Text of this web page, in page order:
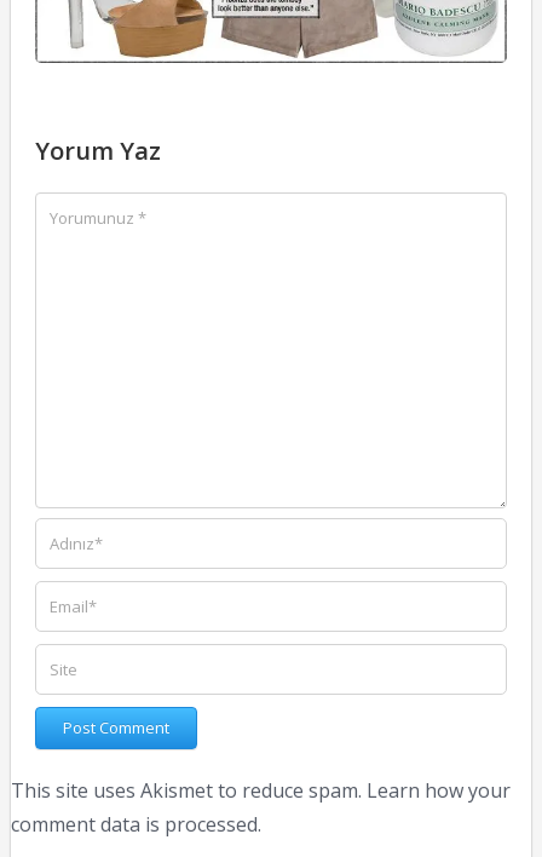
Yorum Yaz
This site uses Akismet to reduce spam. Learn how your
comment data is processed.